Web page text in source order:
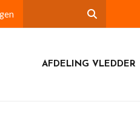
AFDELING VLEDDER